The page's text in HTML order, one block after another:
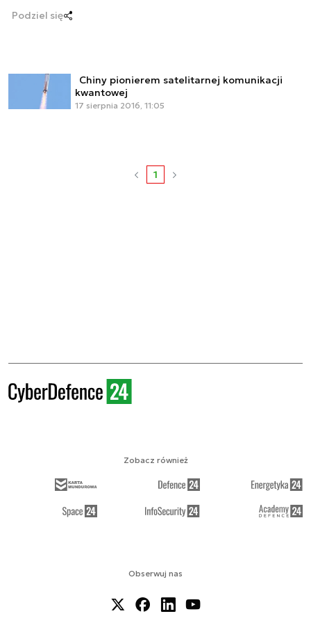
Podziel się
Chiny pionierem satelitarnej komunikacji
kwantowej
17 sierpnia 2016, 11:05
1
Obserwuj nas
Zobacz również